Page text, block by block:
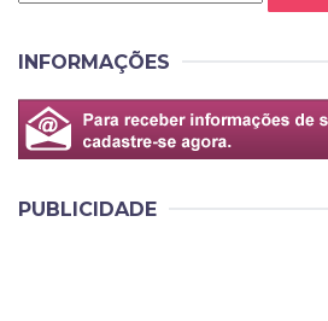
INFORMAÇÕES
PUBLICIDADE